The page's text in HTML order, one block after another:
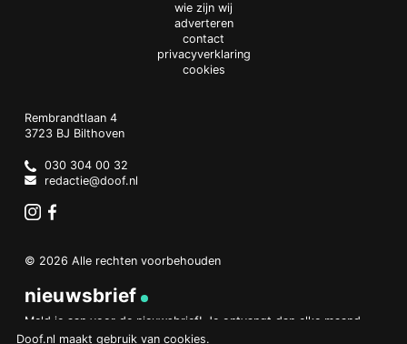
wie zijn wij
adverteren
contact
privacyverklaring
cookies
Doof.nl
work
Rembrandtlaan 4
3723 BJ Bilthoven
Netherlands
030 304 00 32
redactie@doof.nl
© 2026 Alle rechten voorbehouden
nieuwsbrief
Meld je aan voor de nieuwsbrief! Je ontvangt dan elke maand
een overzicht van het belangrijkste nieuws.
Doof.nl maakt gebruik van cookies.